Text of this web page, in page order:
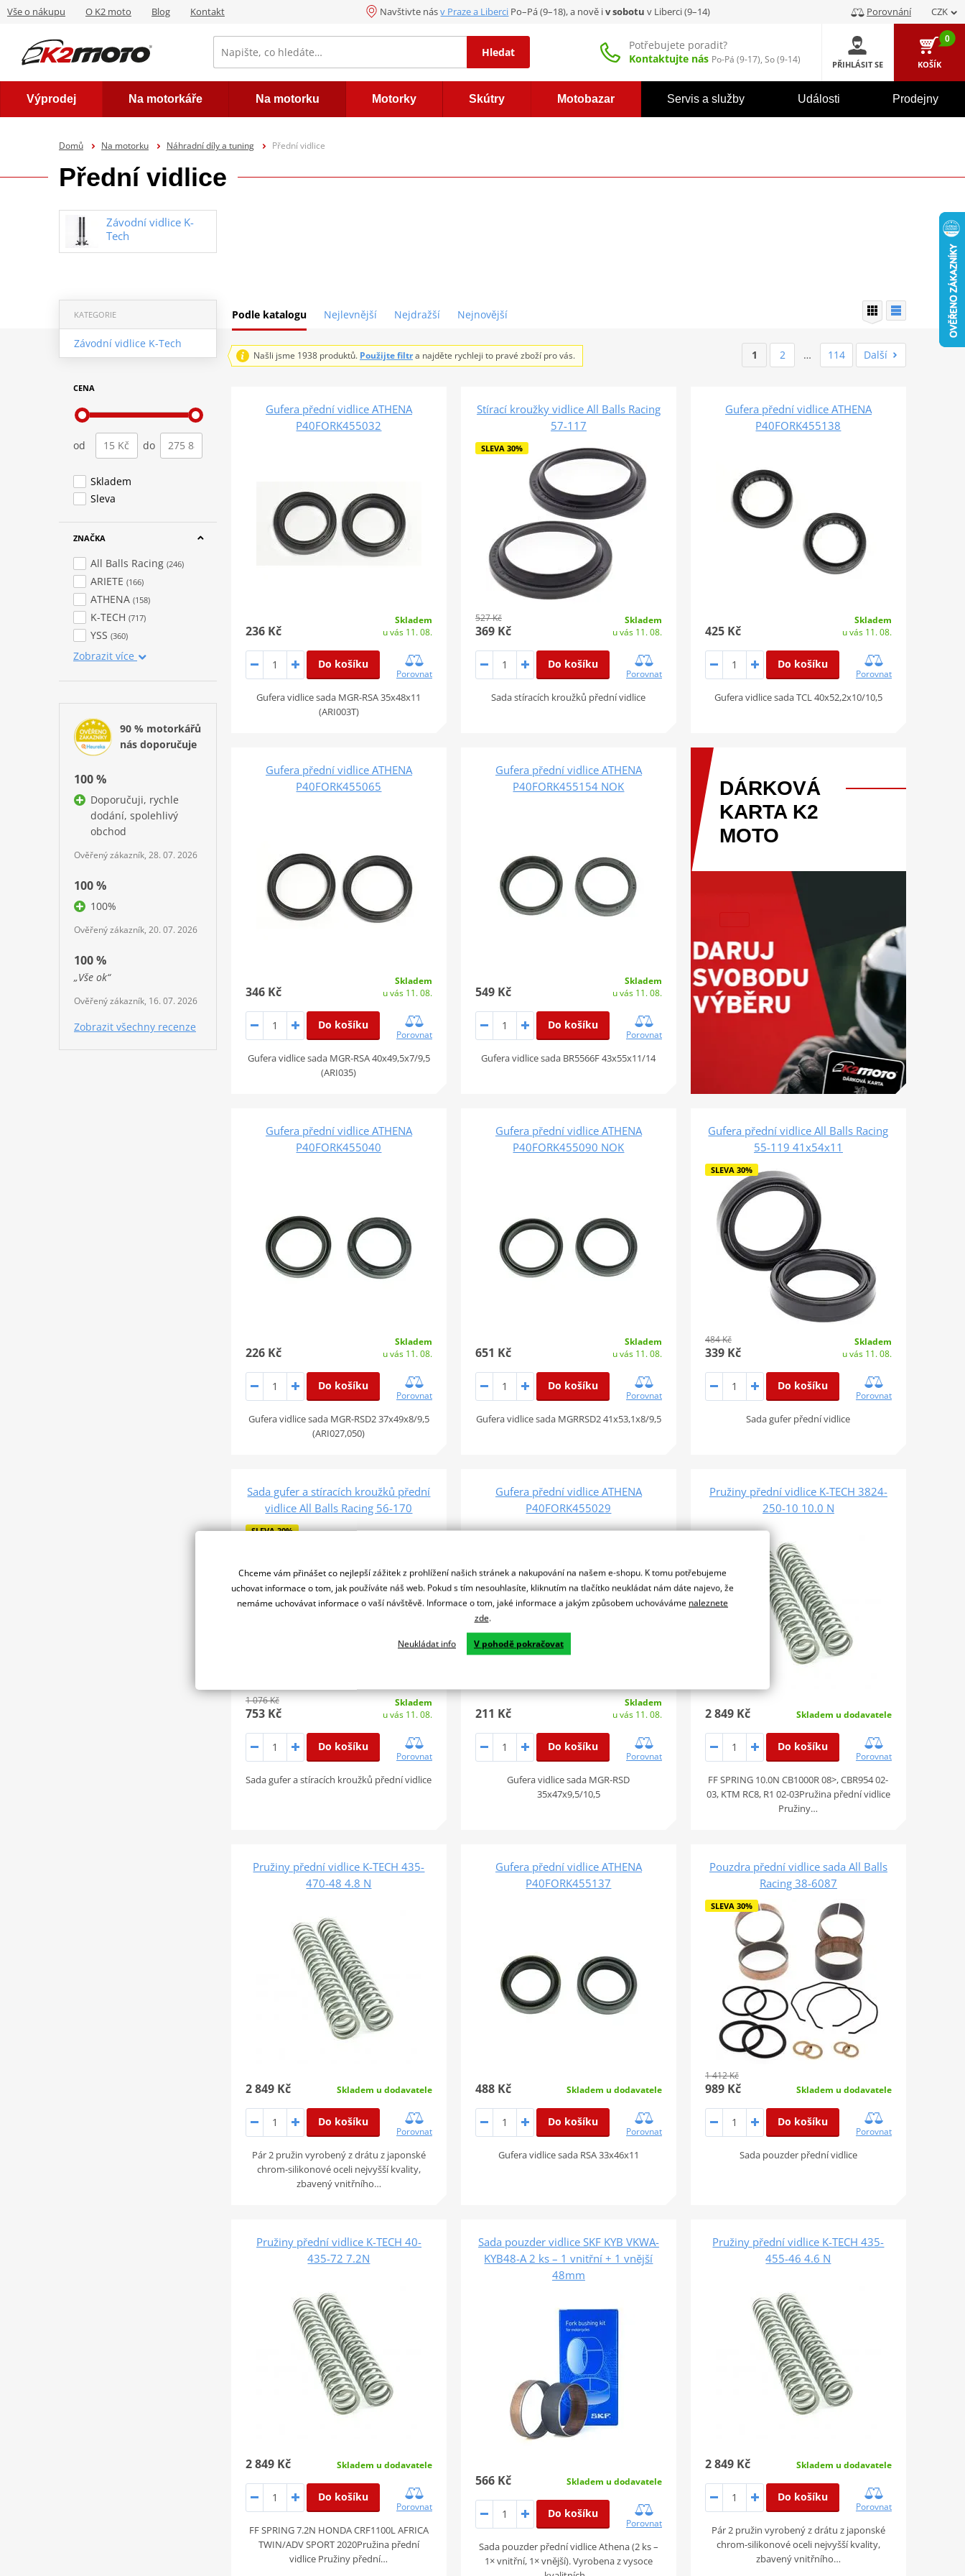
Vše o nákupu O K2 moto Blog Kontakt Navštivte násv Praze a Liberci Po–Pá (9–18), a nově iv sobotu v Liberci (9–14) Porovnání CZK
Hledat
Potřebujete poradit?
Kontaktujte nás Po-Pá (9-17), So (9-14) PŘIHLÁSIT SE
0
KOŠÍK
Výprodej Na motorkáře Na motorku Motorky Skútry Motobazar Servis a služby Události Prodejny
Domů Na motorku Náhradní díly a tuning Přední vidlice
Přední vidlice
Závodní vidlice K-
Tech
Podle katalogu Nejlevnější Nejdražší Nejnovější
KATEGORIE
Závodní vidlice K-Tech
CENA
od do
Skladem
Sleva
ZNAČKA
All Balls Racing (246)
ARIETE (166)
ATHENA (158)
K-TECH (717)
YSS (360)
Zobrazit více
90 % motorkářů
nás doporučuje
100 %
Doporučuji, rychle
dodání, spolehlivý
obchod
Ověřený zákazník, 28. 07. 2026
100 %
100%
Ověřený zákazník, 20. 07. 2026
100 %
„Vše ok“
Ověřený zákazník, 16. 07. 2026
Zobrazit všechny recenze
1 2 … 114 Další
Našli jsme 1938 produktů. Použijte filtra najděte rychleji to pravé zboží pro vás.
Gufera přední vidlice ATHENA
P40FORK455032
236 Kč
Skladem
u vás 11. 08.
Do košíku
Porovnat
Gufera vidlice sada MGR-RSA 35x48x11
(ARI003T)
Stírací kroužky vidlice All Balls Racing
57-117
SLEVA 30%
527 Kč
369 Kč
Skladem
u vás 11. 08.
Do košíku
Porovnat
Sada stíracích kroužků přední vidlice
Gufera přední vidlice ATHENA
P40FORK455138
425 Kč
Skladem
u vás 11. 08.
Do košíku
Porovnat
Gufera vidlice sada TCL 40x52,2x10/10,5
Gufera přední vidlice ATHENA
P40FORK455065
346 Kč
Skladem
u vás 11. 08.
Do košíku
Porovnat
Gufera vidlice sada MGR-RSA 40x49,5x7/9,5
(ARI035)
Gufera přední vidlice ATHENA
P40FORK455154 NOK
549 Kč
Skladem
u vás 11. 08.
Do košíku
Porovnat
Gufera vidlice sada BR5566F 43x55x11/14
DÁRKOVÁ
KARTA K2
MOTO
Gufera přední vidlice ATHENA
P40FORK455040
226 Kč
Skladem
u vás 11. 08.
Do košíku
Porovnat
Gufera vidlice sada MGR-RSD2 37x49x8/9,5
(ARI027,050)
Gufera přední vidlice ATHENA
P40FORK455090 NOK
651 Kč
Skladem
u vás 11. 08.
Do košíku
Porovnat
Gufera vidlice sada MGRRSD2 41x53,1x8/9,5
Gufera přední vidlice All Balls Racing
55-119 41x54x11
SLEVA 30%
484 Kč
339 Kč
Skladem
u vás 11. 08.
Do košíku
Porovnat
Sada gufer přední vidlice
Sada gufer a stíracích kroužků přední
vidlice All Balls Racing 56-170
SLEVA 30%
1 076 Kč
753 Kč
Skladem
u vás 11. 08.
Do košíku
Porovnat
Sada gufer a stíracích kroužků přední vidlice
Gufera přední vidlice ATHENA
P40FORK455029
211 Kč
Skladem
u vás 11. 08.
Do košíku
Porovnat
Gufera vidlice sada MGR-RSD
35x47x9,5/10,5
Pružiny přední vidlice K-TECH 3824-
250-10 10.0 N
2 849 Kč Skladem u dodavatele
Do košíku
Porovnat
FF SPRING 10.0N CB1000R 08>, CBR954 02-
03, KTM RC8, R1 02-03Pružina přední vidlice
Pružiny…
Pružiny přední vidlice K-TECH 435-
470-48 4.8 N
2 849 Kč Skladem u dodavatele
Do košíku
Porovnat
Pár 2 pružin vyrobený z drátu z japonské
chrom-silikonové oceli nejvyšší kvality,
zbavený vnitřního…
Gufera přední vidlice ATHENA
P40FORK455137
488 Kč Skladem u dodavatele
Do košíku
Porovnat
Gufera vidlice sada RSA 33x46x11
Pouzdra přední vidlice sada All Balls
Racing 38-6087
SLEVA 30%
1 412 Kč
989 Kč Skladem u dodavatele
Do košíku
Porovnat
Sada pouzder přední vidlice
Pružiny přední vidlice K-TECH 40-
435-72 7.2N
2 849 Kč Skladem u dodavatele
Do košíku
Porovnat
FF SPRING 7.2N HONDA CRF1100L AFRICA
TWIN/ADV SPORT 2020Pružina přední
vidlice Pružiny přední…
Sada pouzder vidlice SKF KYB VKWA-
KYB48-A 2 ks – 1 vnitřní + 1 vnější
48mm
566 Kč Skladem u dodavatele
Do košíku
Porovnat
Sada pouzder přední vidlice Athena (2 ks –
1× vnitřní, 1× vnější). Vyrobena z vysoce
Pružiny přední vidlice K-TECH 435-
455-46 4.6 N
2 849 Kč Skladem u dodavatele
Do košíku
Porovnat
Pár 2 pružin vyrobený z drátu z japonské
chrom-silikonové oceli nejvyšší kvality,
zbavený vnitřního…
Chceme vám přinášet co nejlepší zážitek z prohlížení našich stránek a nakupování na našem e-shopu. K tomu potřebujeme
uchovat informace o tom, jak používáte náš web. Pokud s tím nesouhlasíte, kliknutím na tlačítko neukládat nám dáte najevo, že
nemáme uchovávat informace o vaší návštěvě. Informace o tom, jaké informace a jakým způsobem uchováváme naleznete
zde.
Neukládat info V pohodě pokračovat